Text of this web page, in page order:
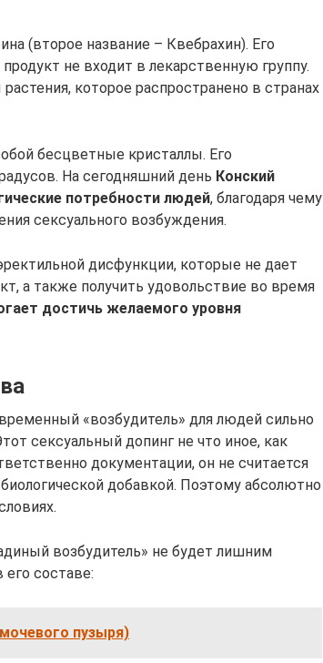
(второе название – Квебрахин). Его
не входит в лекарственную группу.
которое распространено в странах
бесцветные кристаллы. Его
На сегодняшний день Конский
потребности людей, благодаря чему
сексуального возбуждения.
дисфункции, которые не дает
а также получить удовольствие во время
достичь желаемого уровня
«возбудитель» для людей сильно
сексуальный допинг не что иное, как
документации, он не считается
добавкой. Поэтому абсолютно
возбудитель» не будет лишним
составе:
пузыря)